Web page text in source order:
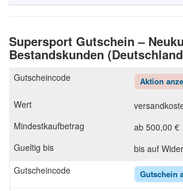
Supersport Gutschein –
Bestandskunden
Aktion
ab 500,00 €
bis auf
Gutschein